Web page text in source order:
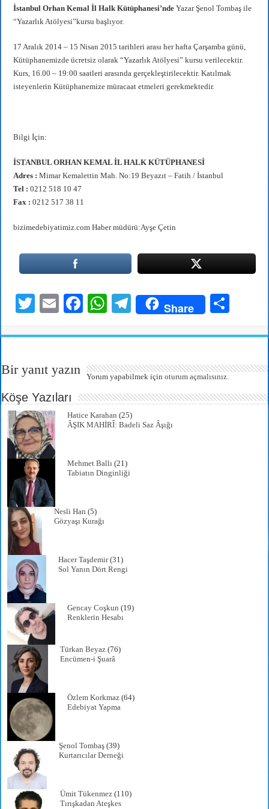
İstanbul Orhan Kemal İl Halk Kütüphanesi’nde Yazar Şenol Tombaş ile
“Yazarlık Atölyesi”kursu başlıyor.
17 Aralık 2014 – 15 Nisan 2015 tarihleri arası her hafta Çarşamba günü,
Kütüphanemizde ücretsiz olarak “Yazarlık Atölyesi” kursu verilecektir.
Kurs, 16.00 – 19:00 saatleri arasında gerçekleştirilecektir. Katılmak
isteyenlerin Kütüphanemize müracaat etmeleri gerekmektedir.
Bilgi İçin:
İSTANBUL ORHAN KEMAL İL HALK KÜTÜPHANESİ
Adres : Mimar Kemalettin Mah. No:19 Beyazıt – Fatih / İstanbul
Tel : 0212 518 10 47
Fax : 0212 517 38 11
bizimedebiyatimiz.com Haber müdürü:Ayşe Çetin
T
tte
E
ail
Fa
bo
ok
W
ts
A
pp
Te
gr
a
m
Share
re
Bir yanıt yazın Yorum yapabilmek içinoturum açmalısınız
Köşe Yazıları
Hatice Karahan (25)
ÂŞIK MAHİRÎ: Badeli Saz Âşığı
Mehmet Ballı (21)
Tabiatın Dinginliği
Nesli Han (5)
Gözyaşı Kurağı
Hacer Taşdemir(31)
Sol Yanın Dört Rengi
Gencay Coşkun (19)
Renklerin Hesabı
Türkan Beyaz (76)
Encümen-i Şuarâ
Özlem Korkmaz (64)
Edebiyat Yapma
Şenol Tombaş (39)
Kurtarıcılar Derneği
Ümit Tükenmez (110)
Tırışkadan Ateşkes